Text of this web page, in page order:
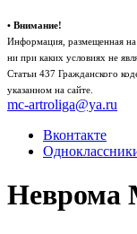
• Внимание!
Информация, размещенная на
ни при каких условиях не
Статьи 437 Гражданского
указанном на сайте.
mc-artroliga@ya.ru
Вконтакте
Неврома